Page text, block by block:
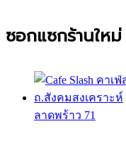
ซอกแซกร้านใหม่
ลาดพร้าว 71